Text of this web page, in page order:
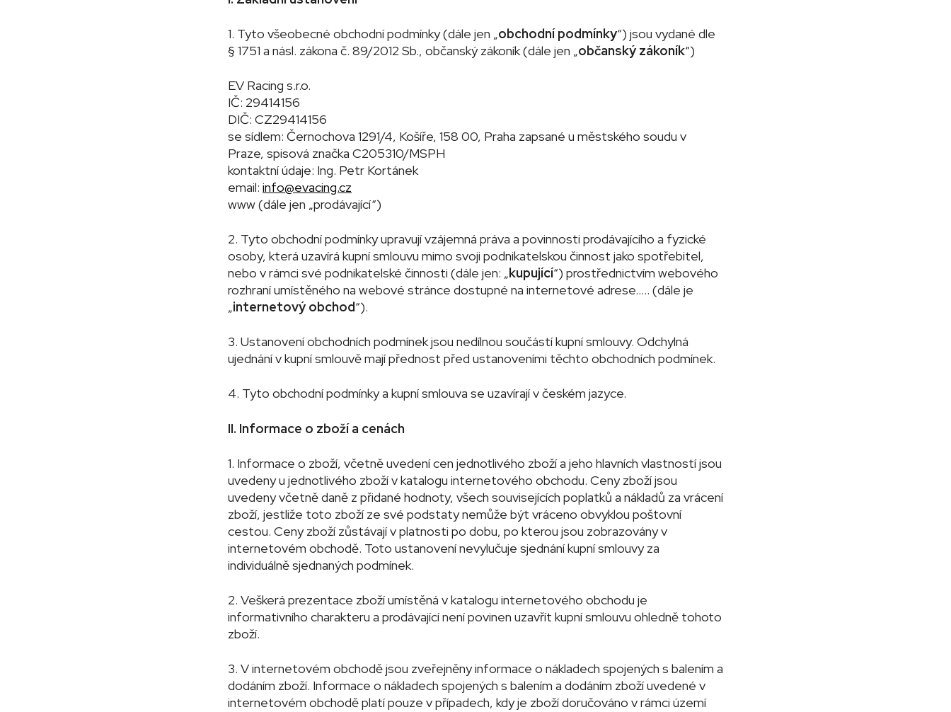
1. Tyto všeobecné obchodní podmínky (dále jen „obchodní podmínky“) jsou vydané dle
§ 1751 a násl. zákona č. 89/2012 Sb., občanský zákoník (dále jen „občanský zákoník“)
EV Racing s.r.o.
IČ: 29414156
DIČ: CZ29414156
se sídlem: Černochova 1291/4, Košíře, 158 00, Praha zapsané u městského soudu v
Praze, spisová značka C205310/MSPH
kontaktní údaje: Ing. Petr Kortánek
email: info@evacing.cz
www (dále jen „prodávající“)
2. Tyto obchodní podmínky upravují vzájemná práva a povinnosti prodávajícího a fyzické
osoby, která uzavírá kupní smlouvu mimo svoji podnikatelskou činnost jako spotřebitel,
nebo v rámci své podnikatelské činnosti (dále jen: „kupující“) prostřednictvím webového
rozhraní umístěného na webové stránce dostupné na internetové adrese….. (dále je
„internetový obchod“).
3. Ustanovení obchodních podmínek jsou nedílnou součástí kupní smlouvy. Odchylná
ujednání v kupní smlouvě mají přednost před ustanoveními těchto obchodních podmínek.
4. Tyto obchodní podmínky a kupní smlouva se uzavírají v českém jazyce.
II. Informace o zboží a cenách
1. Informace o zboží, včetně uvedení cen jednotlivého zboží a jeho hlavních vlastností jsou
uvedeny u jednotlivého zboží v katalogu internetového obchodu. Ceny zboží jsou
uvedeny včetně daně z přidané hodnoty, všech souvisejících poplatků a nákladů za vrácení
zboží, jestliže toto zboží ze své podstaty nemůže být vráceno obvyklou poštovní
cestou. Ceny zboží zůstávají v platnosti po dobu, po kterou jsou zobrazovány v
internetovém obchodě. Toto ustanovení nevylučuje sjednání kupní smlouvy za
individuálně sjednaných podmínek.
2. Veškerá prezentace zboží umístěná v katalogu internetového obchodu je
informativního charakteru a prodávající není povinen uzavřít kupní smlouvu ohledně tohoto
zboží.
3. V internetovém obchodě jsou zveřejněny informace o nákladech spojených s balením a
dodáním zboží. Informace o nákladech spojených s balením a dodáním zboží uvedené v
internetovém obchodě platí pouze v případech, kdy je zboží doručováno v rámci území
120 Kč